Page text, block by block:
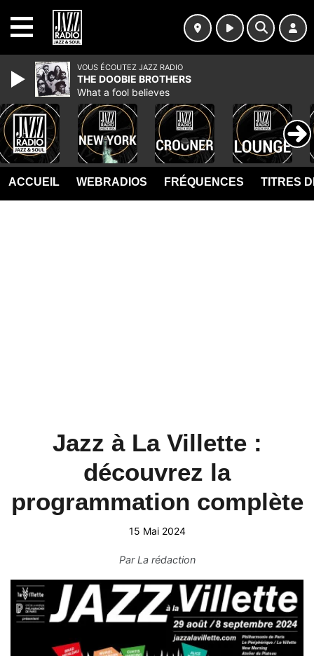
ACCUEIL WEBRADIOS FRÉQUENCES TITRES
Jazz à La Villette :
découvrez la
programmation complète
15 Mai 2024
ParLa rédaction
VOUS ÉCOUTEZ JAZZ RADIO
THE DOOBIE BROTHERS
What a fool believes